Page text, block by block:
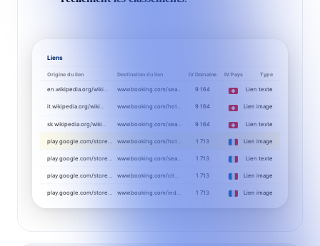
Liens
Origine du lien Destination du lien IV Domaine IV Pays Type
en.wikipedia.org/wiki… www.booking.com/sea… 9 164 Lien texte
it.wikipedia.org/wiki… www.booking.com/hot… 9 164 Lien image
sk.wikipedia.org/wiki… www.booking.com/sea… 9 164 Lien texte
play.google.com/store… www.booking.com/hot… 1 713 Lien image
play.google.com/store… www.booking.com/sea… 1 713 Lien texte
play.google.com/store… www.booking.com/cit… 1 713 Lien image
play.google.com/store… www.booking.com/ind… 1 713 Lien image